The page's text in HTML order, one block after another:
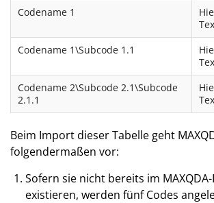
Codename 1
Codename 1\Subcode 1.1
Codename 2\Subcode 2.1\Subcode
2.1.1
Beim Import dieser Tabelle geht
folgendermaßen vor:
Sofern sie nicht bereits im
existieren, werden fünf Codes